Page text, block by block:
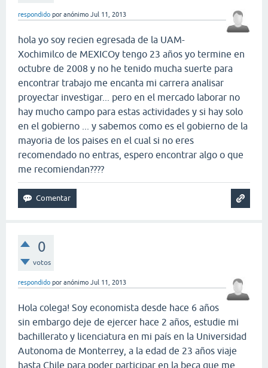
respondido por anónimo Jul 11, 2013
hola yo soy recien egresada de la UAM-
Xochimilco de MEXICOy tengo 23 años yo termine en
octubre de 2008 y no he tenido mucha suerte para
encontrar trabajo me encanta mi carrera analisar
proyectar investigar... pero en el mercado laborar no
hay mucho campo para estas actividades y si hay solo
en el gobierno ... y sabemos como es el gobierno de la
mayoria de los paises en el cual si no eres
recomendado no entras, espero encontrar algo o que
me recomiendan????
0
votos
respondido por anónimo Jul 11, 2013
Hola colega! Soy economista desde hace 6 años
sin embargo deje de ejercer hace 2 años, estudie mi
bachillerato y licenciatura en mi país en la Universidad
Autonoma de Monterrey, a la edad de 23 años viaje
hasta Chile para poder participar en la beca que me